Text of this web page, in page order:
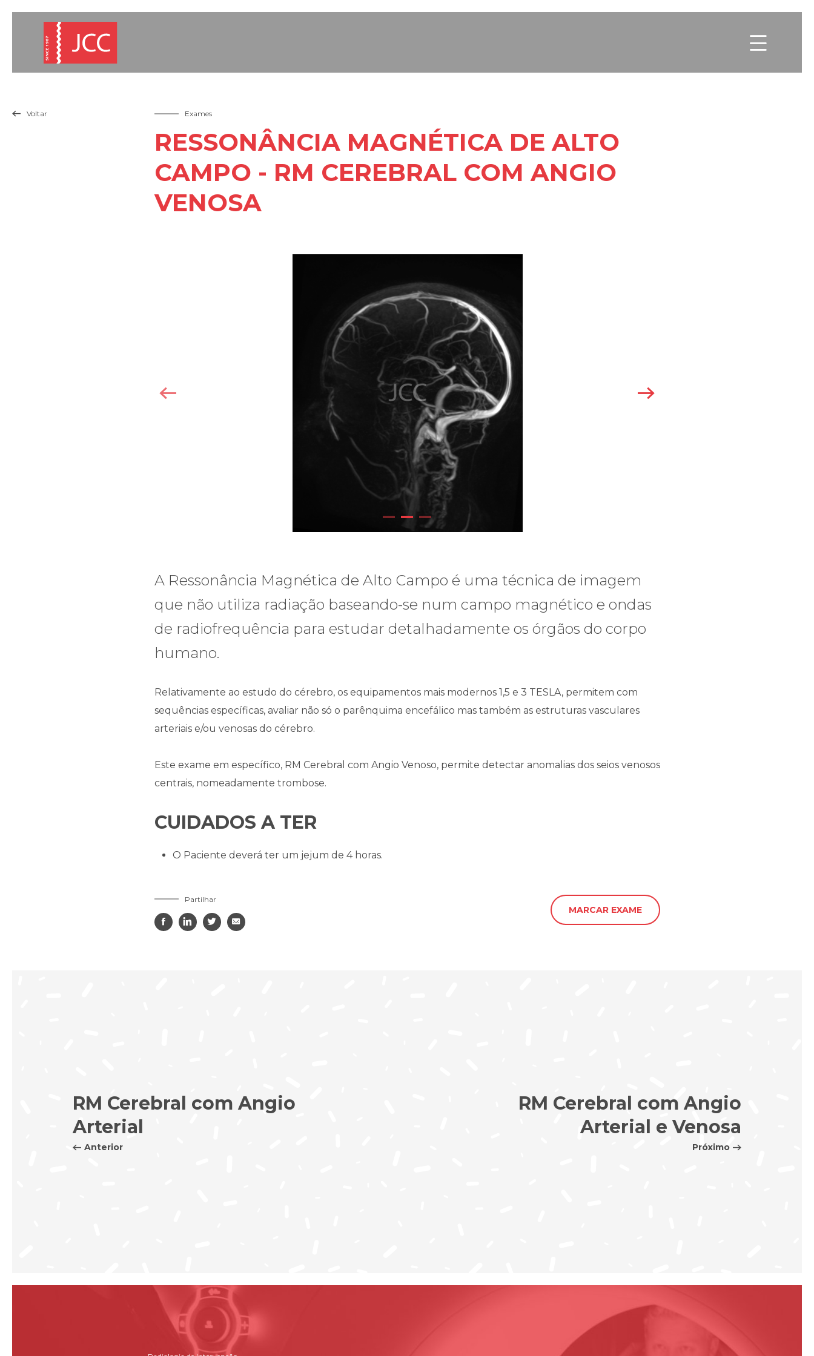

 Voltar Exames
RESSONÂNCIA MAGNÉTICA DE ALTO
CAMPO - RM CEREBRAL COM ANGIO
VENOSA
A Ressonância Magnética de Alto Campo é uma técnica de imagem
que não utiliza radiação baseando-se num campo magnético e ondas
de radiofrequência para estudar detalhadamente os órgãos do corpo
humano.
Relativamente ao estudo do cérebro, os equipamentos mais modernos 1,5 e 3 TESLA, permitem com
sequências específicas, avaliar não só o parênquima encefálico mas também as estruturas vasculares
arteriais e/ou venosas do cérebro.
Este exame em específico, RM Cerebral com Angio Venoso, permite detectar anomalias dos seios venosos
centrais, nomeadamente trombose.
CUIDADOS A TER
O Paciente deverá ter um jejum de 4 horas.
Partilhar
   
MARCAR EXAME
RM Cerebral com Angio
Arterial
Anterior
RM Cerebral com Angio
Arterial e Venosa
Próximo